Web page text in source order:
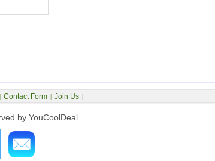
by YouCoolDeal
| Contact Form | Join Us |